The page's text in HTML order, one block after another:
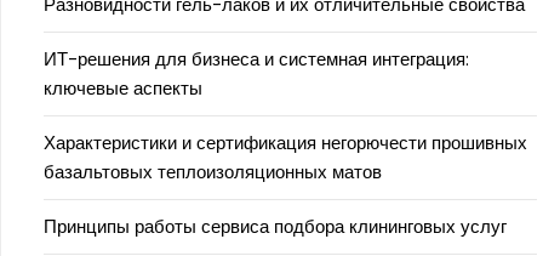
ИТ-решения для бизнеса и системная интеграция:
ключевые аспекты
Характеристики и сертификация негорючести прошивных
базальтовых теплоизоляционных матов
Принципы работы сервиса подбора клининговых услуг